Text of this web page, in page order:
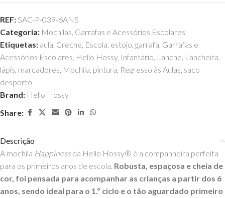
REF:SAC-P-039-6ANS
Categoria: Mochilas, Garrafas e Acessórios Escolares
Etiquetas: aula, Creche, Escola, estojo, garrafa, Garrafas e
Acessórios Escolares, Hello Hossy, Infantário, Lanche, Lancheira,
lápis, marcadores, Mochila, pintura, Regresso às Aulas, saco
desporto
Brand: Hello Hossy
Share:
Descrição
A mochila Happinessda Hello Hossy® é a companheira perfeita
para os primeiros anos de escola. Robusta, espaçosa e cheia de
cor, foi pensada para acompanhar as crianças a partir dos 6
anos, sendo ideal para o 1.º ciclo e o tão aguardado primeiro